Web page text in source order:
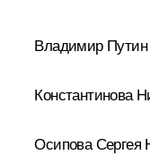
Владимир Путин
Константинова
Осипова Сергея